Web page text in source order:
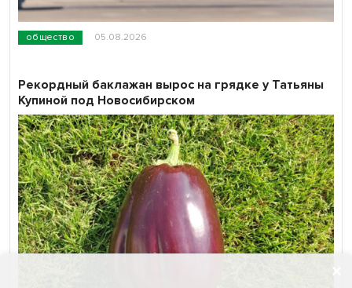
общество 05.08.2026
Рекордный баклажан вырос на грядке у Татьяны
Купиной под Новосибирском